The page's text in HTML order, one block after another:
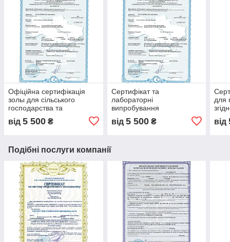
Офіційна сертифікація
золы для сільського
господарства та
будівництва, лабораторна
перевірка золи, якість і
від 5 500 ₴
Сертифікат та
лабораторні
випробування
для ковбасних виробів,
від 5 500₴
для
від
Подібні послуги компанії